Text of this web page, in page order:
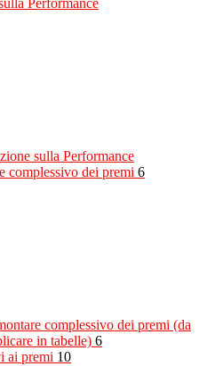
Performance
sulla Performance
complessivo dei premi 6
complessivo dei premi (da
in tabelle) 6
ai premi 10